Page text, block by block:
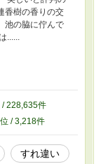
香樹の香りの交
池の脇に佇んで
......
/ 228,635件
位 / 3,218件
すれ違い